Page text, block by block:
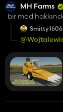
MH Farms
bir mod
Smitty1606